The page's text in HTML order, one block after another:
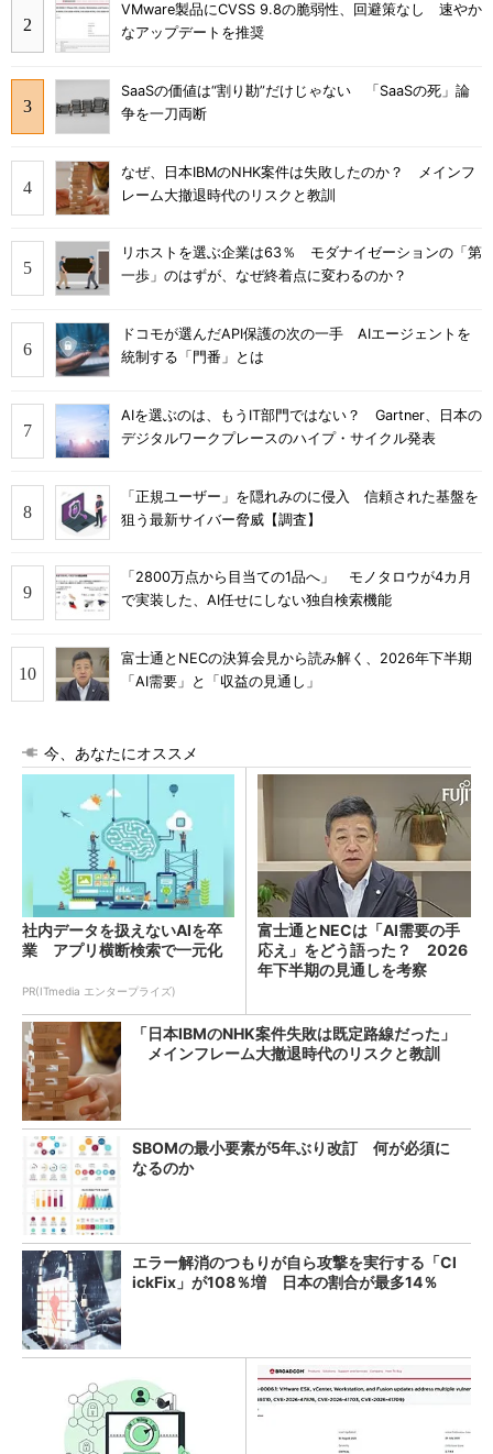
VMware製品にCVSS 9.8の脆弱性、回避策なし 速やか
なアップデートを推奨
SaaSの価値は“割り勘”だけじゃない 「SaaSの死」論
争を一刀両断
なぜ、日本IBMのNHK案件は失敗したのか？ メインフ
レーム大撤退時代のリスクと教訓
リホストを選ぶ企業は63％ モダナイゼーションの「第
一歩」のはずが、なぜ終着点に変わるのか？
ドコモが選んだAPI保護の次の一手 AIエージェントを
統制する「門番」とは
AIを選ぶのは、もうIT部門ではない？ Gartner、日本の
デジタルワークプレースのハイプ・サイクル発表
「正規ユーザー」を隠れみのに侵入 信頼された基盤を
狙う最新サイバー脅威【調査】
「2800万点から目当ての1品へ」 モノタロウが4カ月
で実装した、AI任せにしない独自検索機能
富士通とNECの決算会見から読み解く、2026年下半期
「AI需要」と「収益の見通し」
今、あなたにオススメ
社内データを扱えないAIを卒
業 アプリ横断検索で一元化
PR(ITmedia エンタープライズ)
富士通とNECは「AI需要の手
応え」をどう語った？ 2026
年下半期の見通しを考察
「日本IBMのNHK案件失敗は既定路線だった」
メインフレーム大撤退時代のリスクと教訓
SBOMの最小要素が5年ぶり改訂 何が必須に
なるのか
エラー解消のつもりが自ら攻撃を実行する「Cl
ickFix」が108％増 日本の割合が最多14％